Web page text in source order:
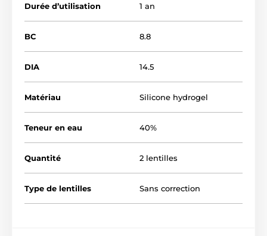
Durée d’utilisation 1 an
BC 8.8
DIA 14.5
Matériau Silicone hydrogel
Teneur en eau 40%
Quantité 2 lentilles
Type de lentilles Sans correction